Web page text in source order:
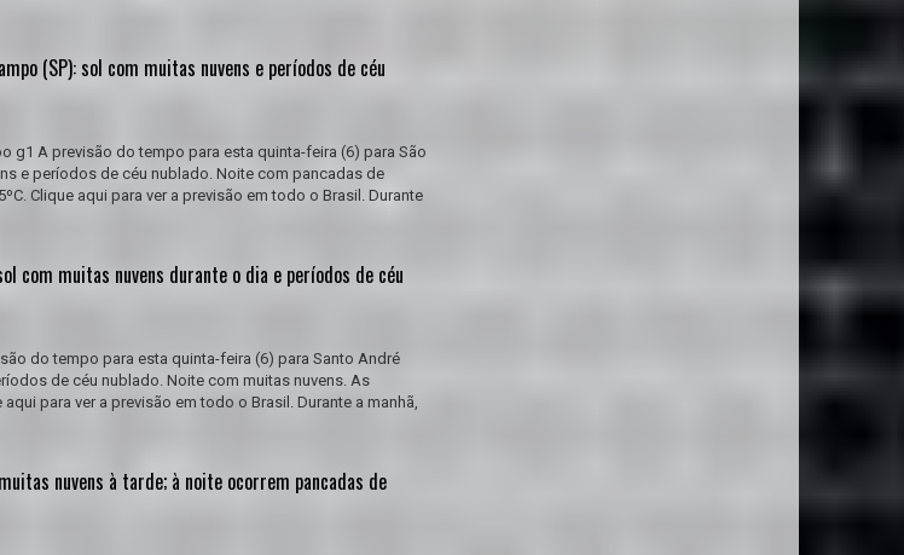
(SP): sol com muitas nuvens e períodos de céu
g1 A previsão do tempo para esta quinta-feira (6) para São
e períodos de céu nublado. Noite com pancadas de
Clique aqui para ver a previsão em todo o Brasil. Durante
com muitas nuvens durante o dia e períodos de céu
do tempo para esta quinta-feira (6) para Santo André
de céu nublado. Noite com muitas nuvens. As
para ver a previsão em todo o Brasil. Durante a manhã,
nuvens à tarde; à noite ocorrem pancadas de